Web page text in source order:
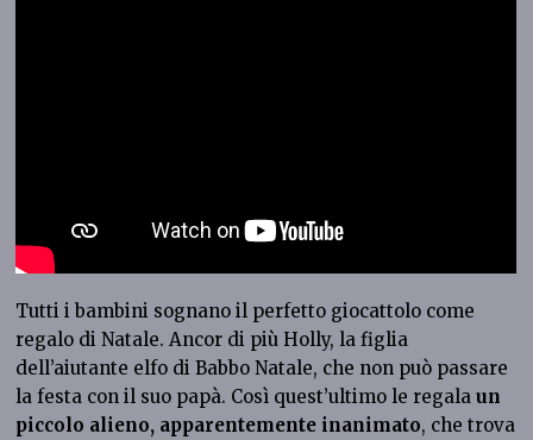
Tutti i bambini sognano il perfetto giocattolo come
regalo di Natale. Ancor di più Holly, la figlia
dell’aiutante elfo di Babbo Natale, che non può passare
la festa con il suo papà. Così quest’ultimo le regalaun
piccolo alieno, apparentemente inanimato, che trova